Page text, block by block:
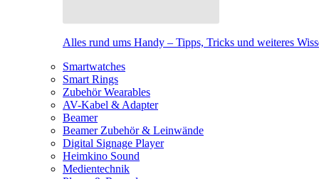
Alles rund ums Handy – Tipps, Tricks und weiteres
Smartwatches
Smart Rings
Zubehör Wearables
AV-Kabel & Adapter
Beamer
Beamer Zubehör & Leinwände
Digital Signage Player
Heimkino Sound
Medientechnik